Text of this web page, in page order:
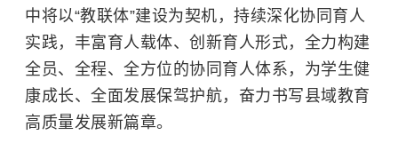
中将以“教联体”建设为契机，持续深化协同育人
实践，丰富育人载体、创新育人形式，全力构建
全员、全程、全方位的协同育人体系，为学生健
康成长、全面发展保驾护航，奋力书写县域教育
高质量发展新篇章。